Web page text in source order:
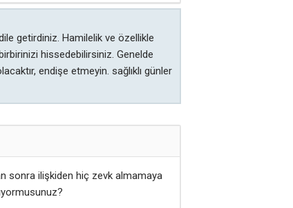
getirdiniz. Hamilelik ve özellikle
hissedebilirsiniz. Genelde
endişe etmeyin. sağlıklı günler
sonra ilişkiden hiç zevk almamaya